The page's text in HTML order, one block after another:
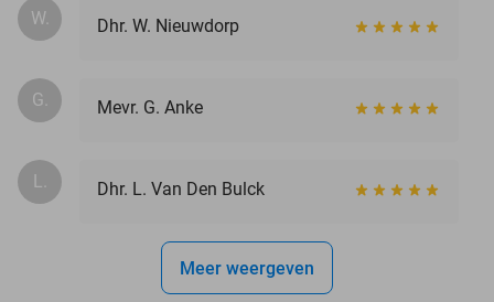
W. Dhr. W. Nieuwdorp
G. Mevr. G. Anke
L. Dhr. L. Van Den Bulck
Meer weergeven